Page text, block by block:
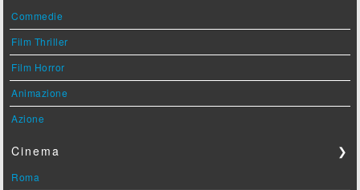
Commedie
Film Thriller
Film Horror
Animazione
Azione
Cinema ❯
Roma